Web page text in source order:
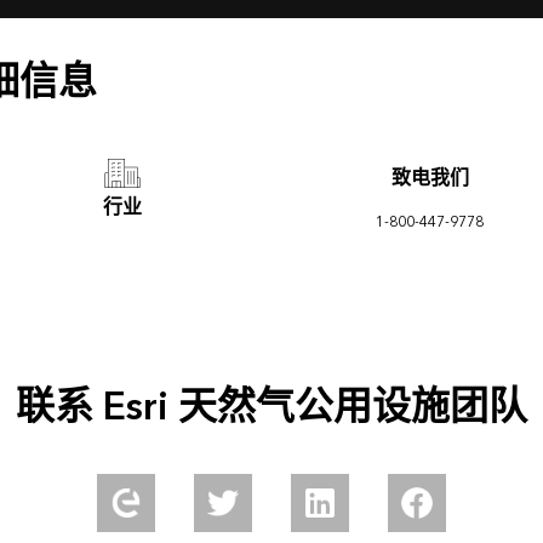
信息
行业
致电我们
1-800-447-9778
联系 Esri 天然气公用设施团队